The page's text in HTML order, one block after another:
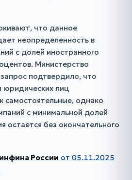
что данное
неопределенность в
с долей иностранного
Министерство
подтвердило, что
юридических лиц
самостоятельные, однако
с минимальной долей
остается без окончательного
России от 05.11.2025